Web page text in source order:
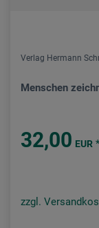
Verlag Hermann
Menschen
32,00 EUR *
zzgl.